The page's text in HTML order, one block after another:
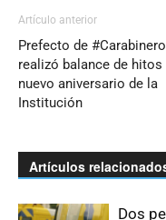
Artículo anterior
Prefecto de
realizó balance de hitos
nuevo aniversario de la
Institución
Artículos
Dos